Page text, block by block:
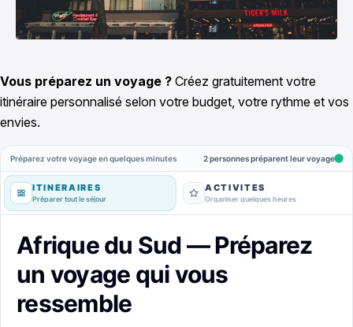
Vous préparez un voyage ? Créez gratuitement votre
itinéraire personnalisé selon votre budget, votre rythme et vos
envies.